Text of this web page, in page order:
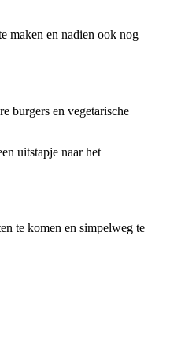
maken en nadien ook nog
burgers en vegetarische
uitstapje naar het
te komen en simpelweg te